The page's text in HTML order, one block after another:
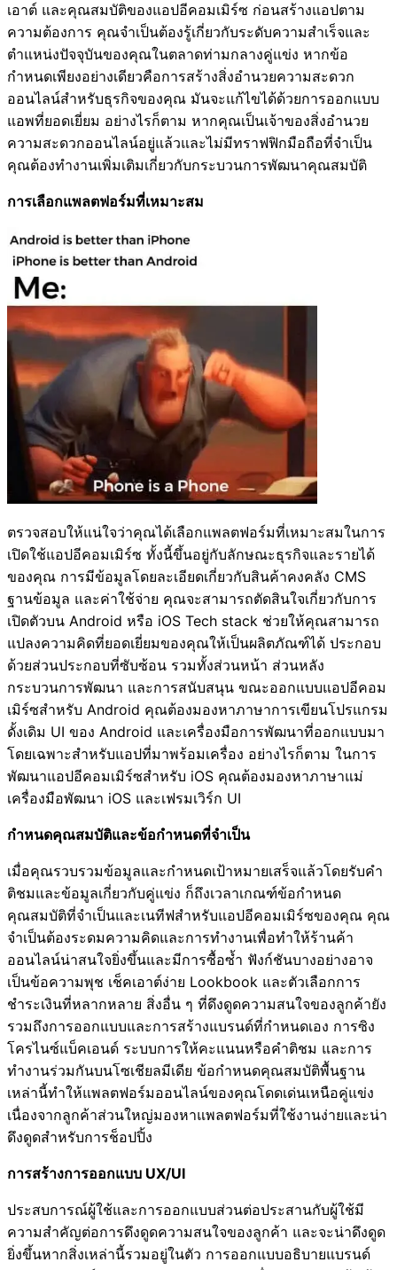
เอาต์ และคุณสมบัติของแอปอีคอมเมิร์ซ ก่อนสร้างแอปตาม
ความต้องการ คุณจำเป็นต้องรู้เกี่ยวกับระดับความสำเร็จและ
ตำแหน่งปัจจุบันของคุณในตลาดท่ามกลางคู่แข่ง หากข้อ
กำหนดเพียงอย่างเดียวคือการสร้างสิ่งอำนวยความสะดวก
ออนไลน์สำหรับธุรกิจของคุณ มันจะแก้ไขได้ด้วยการออกแบบ
แอพที่ยอดเยี่ยม อย่างไรก็ตาม หากคุณเป็นเจ้าของสิ่งอำนวย
ความสะดวกออนไลน์อยู่แล้วและไม่มีทราฟฟิกมือถือที่จำเป็น
คุณต้องทำงานเพิ่มเติมเกี่ยวกับกระบวนการพัฒนาคุณสมบัติ
การเลือกแพลตฟอร์มที่เหมาะสม
ตรวจสอบให้แน่ใจว่าคุณได้เลือกแพลตฟอร์มที่เหมาะสมในการ
เปิดใช้แอปอีคอมเมิร์ซ ทั้งนี้ขึ้นอยู่กับลักษณะธุรกิจและรายได้
ของคุณ การมีข้อมูลโดยละเอียดเกี่ยวกับสินค้าคงคลัง CMS
ฐานข้อมูล และค่าใช้จ่าย คุณจะสามารถตัดสินใจเกี่ยวกับการ
เปิดตัวบน Android หรือ iOS Tech stack ช่วยให้คุณสามารถ
แปลงความคิดที่ยอดเยี่ยมของคุณให้เป็นผลิตภัณฑ์ได้ ประกอบ
ด้วยส่วนประกอบที่ซับซ้อน รวมทั้งส่วนหน้า ส่วนหลัง
กระบวนการพัฒนา และการสนับสนุน ขณะออกแบบแอปอีคอม
เมิร์ซสำหรับ Android คุณต้องมองหาภาษาการเขียนโปรแกรม
ดั้งเดิม UI ของ Android และเครื่องมือการพัฒนาที่ออกแบบมา
โดยเฉพาะสำหรับแอปที่มาพร้อมเครื่อง อย่างไรก็ตาม ในการ
พัฒนาแอปอีคอมเมิร์ซสำหรับ iOS คุณต้องมองหาภาษาแม่
เครื่องมือพัฒนา iOS และเฟรมเวิร์ก UI
กำหนดคุณสมบัติและข้อกำหนดที่จำเป็น
เมื่อคุณรวบรวมข้อมูลและกำหนดเป้าหมายเสร็จแล้วโดยรับคำ
ติชมและข้อมูลเกี่ยวกับคู่แข่ง ก็ถึงเวลาเกณฑ์ข้อกำหนด
คุณสมบัติที่จำเป็นและเนทีฟสำหรับแอปอีคอมเมิร์ซของคุณ คุณ
จำเป็นต้องระดมความคิดและการทำงานเพื่อทำให้ร้านค้า
ออนไลน์น่าสนใจยิ่งขึ้นและมีการซื้อซ้ำ ฟังก์ชันบางอย่างอาจ
เป็นข้อความพุช เช็คเอาต์ง่าย Lookbook และตัวเลือกการ
ชำระเงินที่หลากหลาย สิ่งอื่น ๆ ที่ดึงดูดความสนใจของลูกค้ายัง
รวมถึงการออกแบบและการสร้างแบรนด์ที่กำหนดเอง การซิง
โครไนซ์แบ็คเอนด์ ระบบการให้คะแนนหรือคำติชม และการ
ทำงานร่วมกันบนโซเชียลมีเดีย ข้อกำหนดคุณสมบัติพื้นฐาน
เหล่านี้ทำให้แพลตฟอร์มออนไลน์ของคุณโดดเด่นเหนือคู่แข่ง
เนื่องจากลูกค้าส่วนใหญ่มองหาแพลตฟอร์มที่ใช้งานง่ายและน่า
ดึงดูดสำหรับการช็อปปิ้ง
การสร้างการออกแบบ UX/UI
ประสบการณ์ผู้ใช้และการออกแบบส่วนต่อประสานกับผู้ใช้มี
ความสำคัญต่อการดึงดูดความสนใจของลูกค้า และจะน่าดึงดูด
ยิ่งขึ้นหากสิ่งเหล่านี้รวมอยู่ในตัว การออกแบบอธิบายแบรนด์